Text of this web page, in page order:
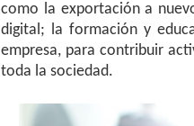
como la exportación a
digital; la formación y
empresa, para contribuir
toda la sociedad.